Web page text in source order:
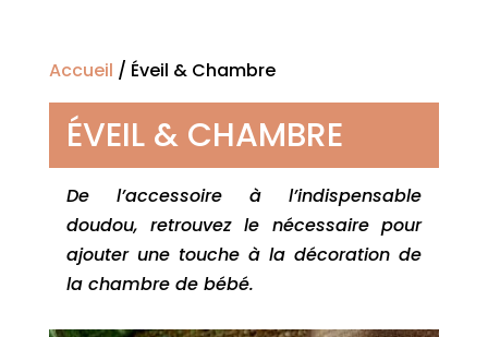
Accueil / Éveil & Chambre
ÉVEIL & CHAMBRE
De l’accessoire à l’indispensable
doudou, retrouvez le nécessaire pour
ajouter une touche à la décoration de
la chambre de bébé.